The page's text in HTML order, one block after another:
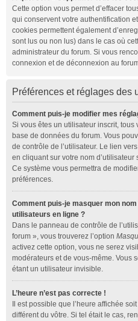
Cette option vous permet d’effacer
qui conservent votre authentification
cookies permettent également
sont lus ou non lus) dans le cas où
administrateur du forum. Si vous
connexion et de déconnexion au
Préférences et réglages des
Comment puis-je modifier mes
Si vous êtes un utilisateur inscrit,
base de données du forum. Vous
de contrôle de l’utilisateur. Le lien
en cliquant sur votre nom
Ce système vous permettra de
préférences.
Comment puis-je masquer mon
utilisateurs en ligne ?
Dans le panneau de contrôle de
forum », vous trouverez l’option
activez cette option, vous ne serez
modérateurs et de vous-même. Vous
étant un utilisateur invisible.
L’heure n’est pas correcte !
Il est possible que l’heure affichée
différent du vôtre. Si tel était le cas,